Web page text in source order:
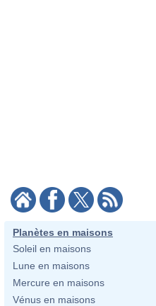
Planètes en maisons
Soleil en maisons
Lune en maisons
Mercure en maisons
Vénus en maisons